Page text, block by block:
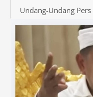
Undang-Undang Pers